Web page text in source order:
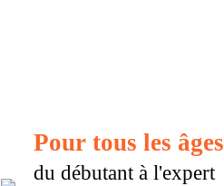
Pour tous les âges
du débutant à l'expert